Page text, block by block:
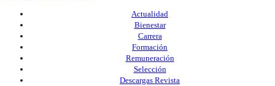
Actualidad
Bienestar
Carrera
Formación
Remuneración
Selección
Descargas Revista